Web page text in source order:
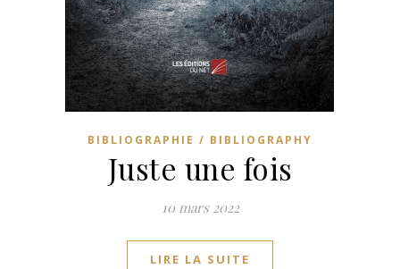
BIBLIOGRAPHIE / BIBLIOGRAPHY
Juste une fois
10 mars 2022
LIRE LA SUITE